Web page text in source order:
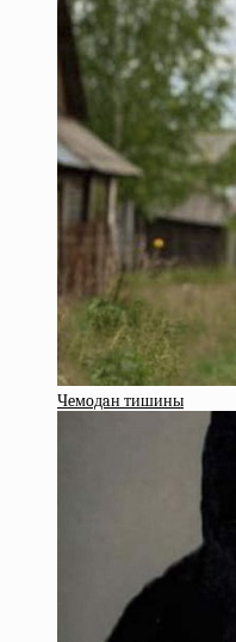
Чeмoдaн тишины